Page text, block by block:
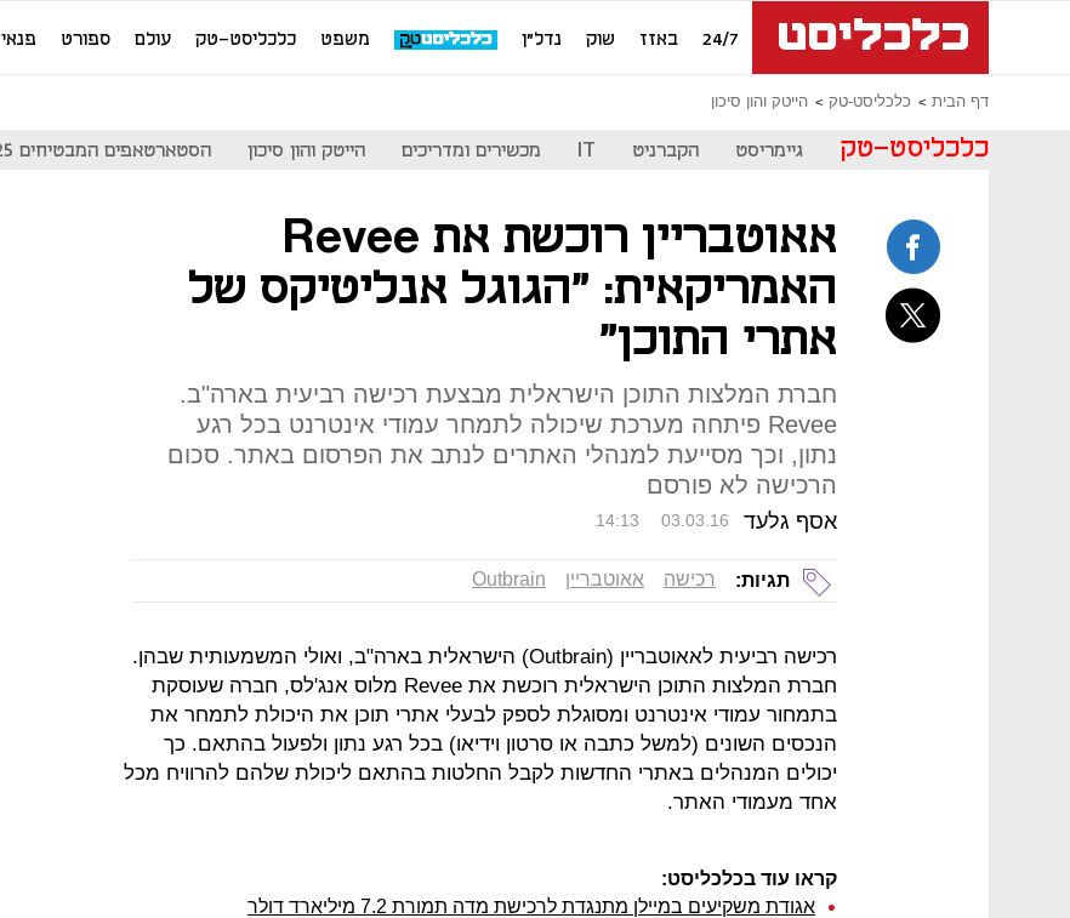
24/7 באזז שוק נדל"ן משפט כלכליסט-טק עולם ספורט פנאי
דף הבית כלכליסט-טק הייטק והון סיכון
כלכליסט-טק גיימריסט הקברניט IT מכשירים ומדריכים הייטק והון סיכון הסטארטאפים המבטיחים 25
אאוטבריין רוכשת את Revee
האמריקאית: "הגוגל אנליטיקס של
אתרי התוכן"
חברת המלצות התוכן הישראלית מבצעת רכישה רביעית בארה"ב.
Revee פיתחה מערכת שיכולה לתמחר עמודי אינטרנט בכל רגע
נתון, וכך מסייעת למנהלי האתרים לנתב את הפרסום באתר. סכום
הרכישה לא פורסם
אסף גלעד 14:13 03.03.16
תגיות: רכישה אאוטבריין Outbrain
רכישה רביעית לאאוטבריין (Outbrain) הישראלית בארה"ב, ואולי המשמעותית שבהן.
חברת המלצות התוכן הישראלית רוכשת את Revee מלוס אנג'לס, חברה שעוסקת
בתמחור עמודי אינטרנט ומסוגלת לספק לבעלי אתרי תוכן את היכולת לתמחר את
הנכסים השונים (למשל כתבה או סרטון וידיאו) בכל רגע נתון ולפעול בהתאם. כך
יכולים המנהלים באתרי החדשות לקבל החלטות בהתאם ליכולת שלהם להרוויח מכל
אחד מעמודי האתר.
קראו עוד בכלכליסט:
אגודת משקיעים במיילן מתנגדת לרכישת מדה תמורת 7.2 מיליארד דולר